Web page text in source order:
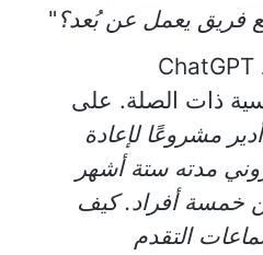
فريق يعمل عن بُعد؟ "
زود ChatGPT
ذات الصلة. على
أدير مشروعًا لإعادة
مدته ستة أشهر
خمسة أفراد. كيف
التقدم